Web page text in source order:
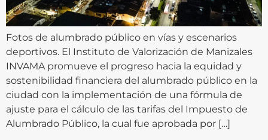
Fotos de alumbrado público en vías y escenarios
deportivos. El Instituto de Valorización de Manizales
INVAMA promueve el progreso hacia la equidad y
sostenibilidad financiera del alumbrado público en la
ciudad con la implementación de una fórmula de
ajuste para el cálculo de las tarifas del Impuesto de
Alumbrado Público, la cual fue aprobada por […]